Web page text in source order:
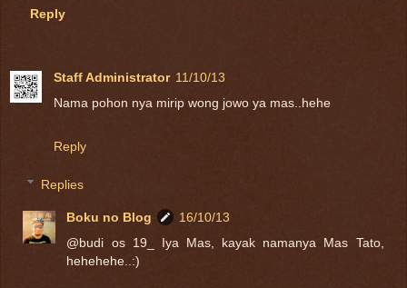
Reply
Staff Administrator 11/10/13
Nama pohon nya mirip wong jowo ya mas..hehe
Reply
Replies
Boku no Blog
16/10/13
@budi os 19_ Iya Mas, kayak namanya Mas Tato,
hehehehe..:)